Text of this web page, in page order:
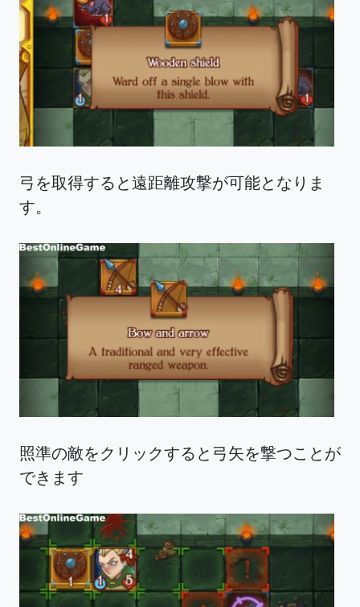
弓を取得すると遠距離攻撃が可能となりま
す。
照準の敵をクリックすると弓矢を撃つことが
できます